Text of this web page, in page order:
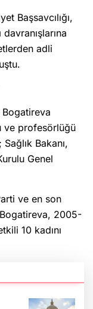
Başsavcılığı,
adli
Bogatireva
ve profesörlüğü
Bakanı,
Genel
ve en son
2005-
10 kadını